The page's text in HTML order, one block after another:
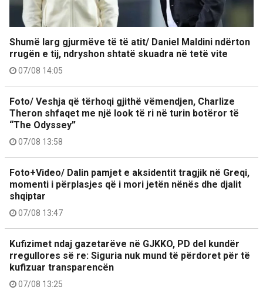
Shumë larg gjurmëve të të atit/ Daniel Maldini ndërton
rrugën e tij, ndryshon shtatë skuadra në tetë vite
07/08 14:05
Foto/ Veshja që tërhoqi gjithë vëmendjen, Charlize
Theron shfaqet me një look të ri në turin botëror të
“The Odyssey”
07/08 13:58
Foto+Video/ Dalin pamjet e aksidentit tragjik në Greqi,
momenti i përplasjes që i mori jetën nënës dhe djalit
shqiptar
07/08 13:47
Kufizimet ndaj gazetarëve në GJKKO, PD del kundër
rregullores së re: Siguria nuk mund të përdoret për të
kufizuar transparencën
07/08 13:25